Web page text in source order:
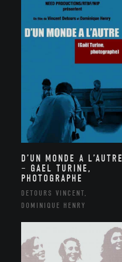
D’UN MONDE A L’AUTRE
– GAEL TURINE,
PHOTOGRAPHE
DETOURS VINCENT,
DOMINIQUE HENRY